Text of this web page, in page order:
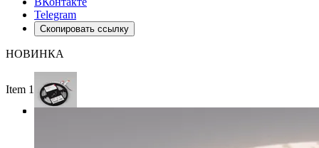
Telegram
Скопировать ссылку
НОВИНКА
Item 1 of 3